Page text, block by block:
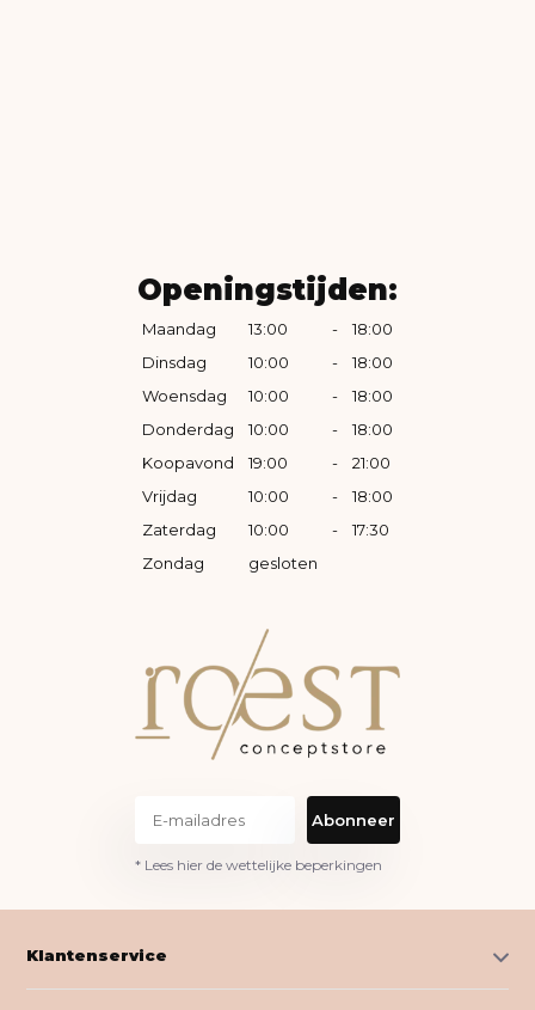
Openingstijden:
Maandag 13:00 -
18:00
Dinsdag
10:00 -
18:00
Woensdag
10:00 -
18:00
Donderdag
10:00 -
18:00
Koopavond
19:00 -
21:00
Vrijdag
10:00 -
18:00
Zaterdag
10:00 -
17:30
Zondag
gesloten
Abonneer
* Lees hier de wettelijke beperkingen
Klantenservice